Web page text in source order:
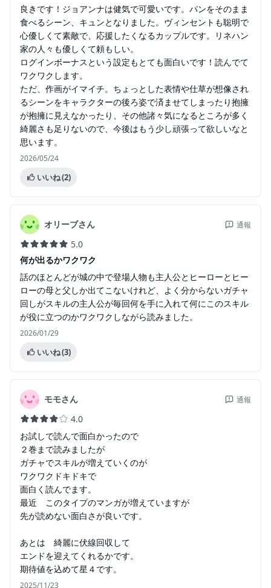
良きです！ジョアンナは健気で可愛いです。パンをそのまま
食べるシーン、キュンとなりました。ヴィンセントも聡明で
心優しくて素敵で、応援したくなるカップルです。リネハン
家の人々も優しくて頼もしい。
ログインボーナスという設定もとても面白いです！読んでて
ワクワクします。
ただ、作画がイマイチ。ちょっとした表情や仕草が想像され
るシーンをキャラクターの後ろ姿で済ませてしまったり抱擁
が抱擁に見えなかったり、その他諸々気になるところが多く
綺麗さも足りないので、今後はもう少し頑張って欲しいなと
思います。
2026/05/24
いいね(2)
オリーブさん 通報
5.0
何が出るかワクワク
話のほとんどが城の中で登場人物も主人公とヒーローとヒー
ローの母と父しか出てこないけれど、よく分からないガチャ
回しがスキルの主人公が毎回何を手に入れて何にこのスキル
が役に立つのかワクワクしながら読みました。
2026/01/29
いいね(3)
モモさん 通報
4.0
お試しで読んで面白かったので
２巻まで読みましたが
ガチャでスキルが増えていくのが
ワクワクドキドキで
面白く読んでます。
最近 このタイプのマンガが増えていますが
先が読めない面白さが良いです。
あとは 綺麗に伏線回収して
エンドを迎えてくれるかです。
期待値を込めて星４です。
2025/11/23